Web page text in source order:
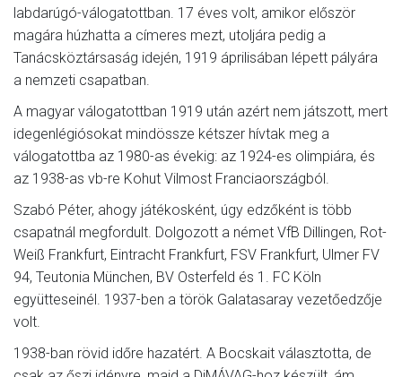
labdarúgó-válogatottban. 17 éves volt, amikor először
magára húzhatta a címeres mezt, utoljára pedig a
Tanácsköztársaság idején, 1919 áprilisában lépett pályára
a nemzeti csapatban.
A magyar válogatottban 1919 után azért nem játszott, mert
idegenlégiósokat mindössze kétszer hívtak meg a
válogatottba az 1980-as évekig: az 1924-es olimpiára, és
az 1938-as vb-re Kohut Vilmost Franciaországból.
Szabó Péter, ahogy játékosként, úgy edzőként is több
csapatnál megfordult. Dolgozott a német VfB Dillingen, Rot-
Weiß Frankfurt, Eintracht Frankfurt, FSV Frankfurt, Ulmer FV
94, Teutonia München, BV Osterfeld és 1. FC Köln
együtteseinél. 1937-ben a török Galatasaray vezetőedzője
volt.
1938-ban rövid időre hazatért. A Bocskait választotta, de